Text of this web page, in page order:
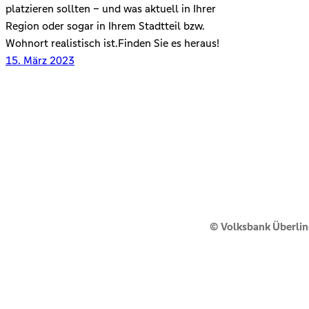
platzieren sollten – und was aktuell in Ihrer
Region oder sogar in Ihrem Stadtteil bzw.
Wohnort realistisch ist.Finden Sie es heraus!
15. März 2023
© Volksbank